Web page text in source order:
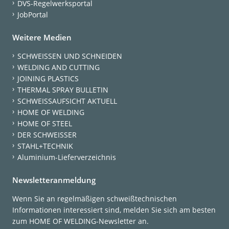
DVS-Regelwerksportal
JobPortal
Weitere Medien
SCHWEISSEN UND SCHNEIDEN
WELDING AND CUTTING
JOINING PLASTICS
THERMAL SPRAY BULLETIN
SCHWEISSAUFSICHT AKTUELL
HOME OF WELDING
HOME OF STEEL
DER SCHWEISSER
STAHL+TECHNIK
Aluminium-Lieferverzeichnis
Newsletteranmeldung
Wenn Sie an regelmäßigen schweißtechnischen
Informationen interessiert sind, melden Sie sich am besten
zum HOME OF WELDING-Newsletter an.